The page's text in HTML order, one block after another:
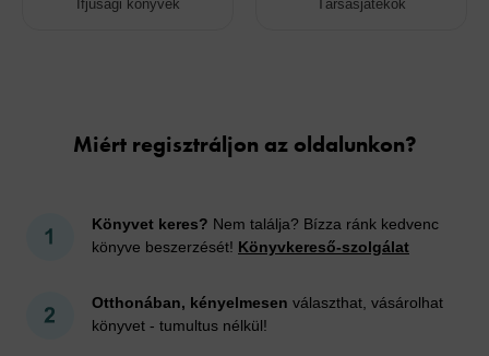
Ifjúsági könyvek Társasjátékok
Miért regisztráljon az oldalunkon?
Könyvet keres? Nem találja? Bízza ránk kedvenc
könyve beszerzését! Könyvkereső-szolgálat
Otthonában, kényelmesen választhat, vásárolhat
könyvet - tumultus nélkül!